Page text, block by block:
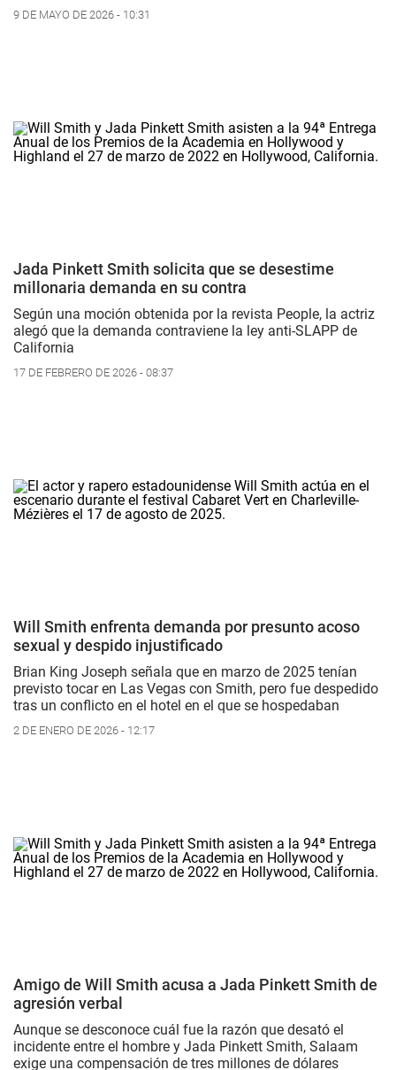
9 DE MAYO DE 2026 - 10:31
Jada Pinkett Smith solicita que se desestime
millonaria demanda en su contra
Según una moción obtenida por la revista People, la actriz
alegó que la demanda contraviene la ley anti-SLAPP de
California
17 DE FEBRERO DE 2026 - 08:37
Will Smith enfrenta demanda por presunto acoso
sexual y despido injustificado
Brian King Joseph señala que en marzo de 2025 tenían
previsto tocar en Las Vegas con Smith, pero fue despedido
tras un conflicto en el hotel en el que se hospedaban
2 DE ENERO DE 2026 - 12:17
Amigo de Will Smith acusa a Jada Pinkett Smith de
agresión verbal
Aunque se desconoce cuál fue la razón que desató el
incidente entre el hombre y Jada Pinkett Smith, Salaam
exige una compensación de tres millones de dólares